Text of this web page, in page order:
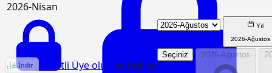
2026-Nisan
KGM/4381 Birim Fiyat Analizi
İndir Ücretli Üye olun ve indirin
Yıl
2026-Ağustos
Seçiniz 2026-Ağustos